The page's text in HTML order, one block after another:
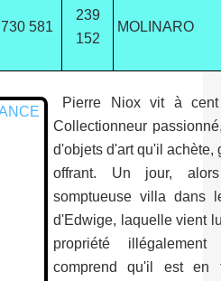
730 581
239
152
MOLINARO
Pierre Niox vit à
Collectionneur
d'objets d'art qu'il achète,
offrant. Un jour,
somptueuse villa dans
d'Edwige, laquelle vient
propriété
comprend qu'il est